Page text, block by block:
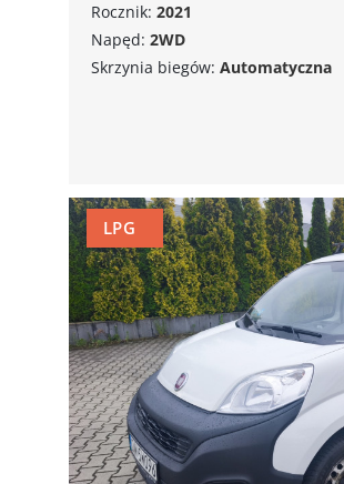
Rocznik: 2021
Napęd: 2WD
Skrzynia biegów: Automatyczna
LPG